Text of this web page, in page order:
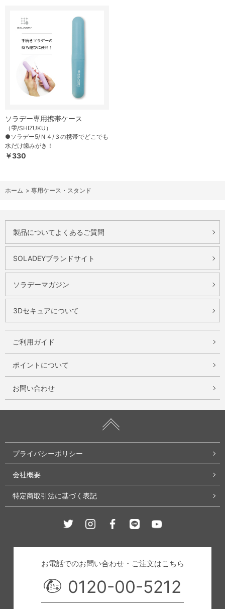
ソラデー専用携帯ケース
（雫/SHIZUKU）
●ソラデー5/Ｎ４/３の携帯でどこでも
水だけ歯みがき！
￥330
ホーム > 専用ケース・スタンド
製品についてよくあるご質問
SOLADEYブランドサイト
ソラデーマガジン
3Dセキュアについて
ご利用ガイド
ポイントについて
お問い合わせ
プライバシーポリシー
会社概要
特定商取引法に基づく表記
Twitter InstagramFacebook
Line
お電話でのお問い合わせ・ご注文はこちら
0120-00-5212